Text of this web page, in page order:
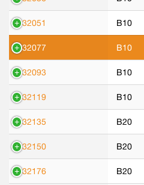
532051 B10
532077 B10
532093 B10
532119 B10
532135 B20
532150 B20
532176 B20